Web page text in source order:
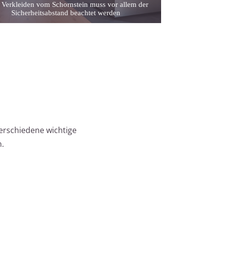
vom Schornstein muss vor allem der
Sicherheitsabstand beachtet werden
wichtige